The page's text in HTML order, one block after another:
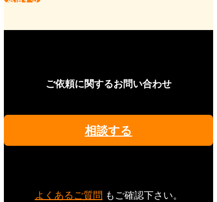
ご依頼に関するお問い合わせ
相談する
よくあるご質問 もご確認下さい。